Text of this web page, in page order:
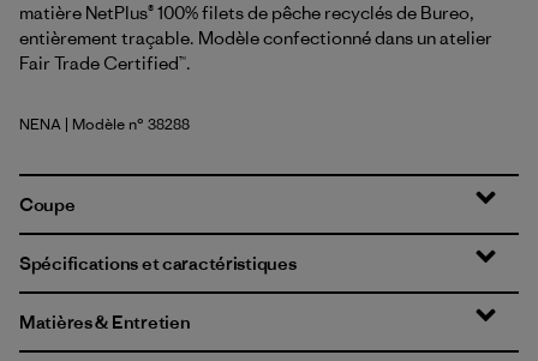
matière NetPlus® 100% filets de pêche recyclés de Bureo,
entièrement traçable. Modèle confectionné dans un atelier
Fair Trade Certified™.
New Navy
NENA | Modèle n° 38288
Coupe
Spécifications et caractéristiques
Matières & Entretien